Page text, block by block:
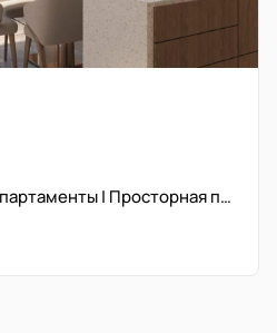
Уникальные дуплекс-апартаменты | Просторная планировка